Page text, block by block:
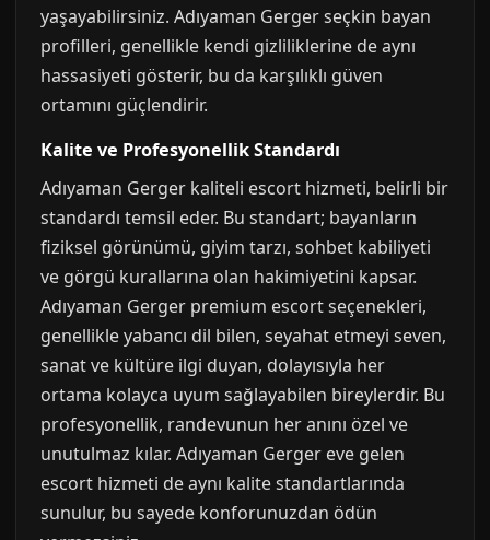
yaşayabilirsiniz. Adıyaman Gerger seçkin bayan
profilleri, genellikle kendi gizliliklerine de aynı
hassasiyeti gösterir, bu da karşılıklı güven
ortamını güçlendirir.
Kalite ve Profesyonellik Standardı
Adıyaman Gerger kaliteli escort hizmeti, belirli bir
standardı temsil eder. Bu standart; bayanların
fiziksel görünümü, giyim tarzı, sohbet kabiliyeti
ve görgü kurallarına olan hakimiyetini kapsar.
Adıyaman Gerger premium escort seçenekleri,
genellikle yabancı dil bilen, seyahat etmeyi seven,
sanat ve kültüre ilgi duyan, dolayısıyla her
ortama kolayca uyum sağlayabilen bireylerdir. Bu
profesyonellik, randevunun her anını özel ve
unutulmaz kılar. Adıyaman Gerger eve gelen
escort hizmeti de aynı kalite standartlarında
sunulur, bu sayede konforunuzdan ödün